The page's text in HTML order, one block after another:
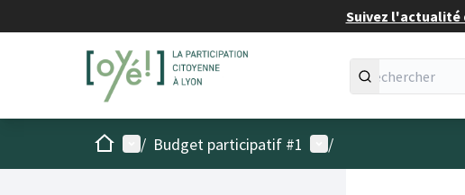
Suivez l'actualité
AccueilMenu principal
/ Budget participatif #1 Menu utilisateur
/